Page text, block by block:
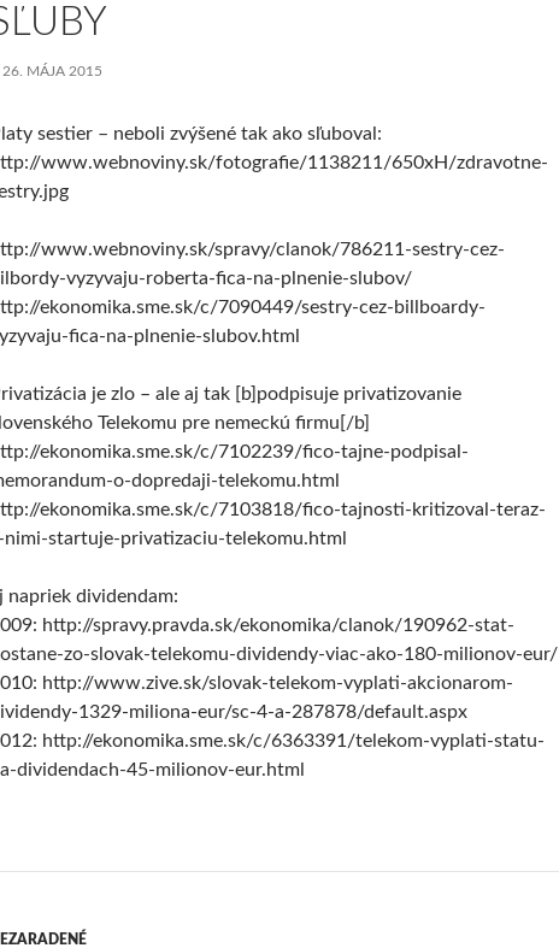
26. MÁJA 2015
sestier – neboli zvýšené tak ako sľuboval:
www.webnoviny.sk/fotografie/1138211/650xH/zdravotne-
www.webnoviny.sk/spravy/clanok/786211-sestry-cez-
vyzyvaju-roberta-fica-na-plnenie-slubov/
ekonomika.sme.sk/c/7090449/sestry-cez-billboardy-
fica-na-plnenie-slubov.html
je zlo – ale aj tak [b]podpisuje privatizovanie
Telekomu pre nemeckú firmu[/b]
ekonomika.sme.sk/c/7102239/fico-tajne-podpisal-
o-dopredaji-telekomu.html
ekonomika.sme.sk/c/7103818/fico-tajnosti-kritizoval-teraz-
nimi-startuje-privatizaciu-telekomu.html
napriek dividendam:
http://spravy.pravda.sk/ekonomika/clanok/190962-stat-
zo-slovak-telekomu-dividendy-viac-ako-180-milionov-eur/
http://www.zive.sk/slovak-telekom-vyplati-akcionarom-
1329-miliona-eur/sc-4-a-287878/default.aspx
http://ekonomika.sme.sk/c/6363391/telekom-vyplati-statu-
dividendach-45-milionov-eur.html